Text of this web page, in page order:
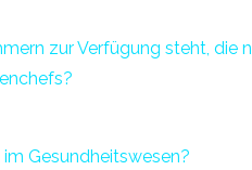
zur Verfügung steht, die
Gesundheitswesen?